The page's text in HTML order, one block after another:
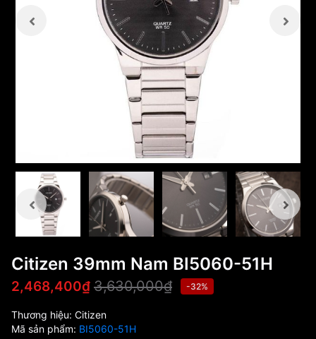
Citizen 39mm Nam BI5060-51H
2,468,400₫ 3,630,000₫ -32%
Thương hiệu: Citizen
Mã sản phẩm: BI5060-51H